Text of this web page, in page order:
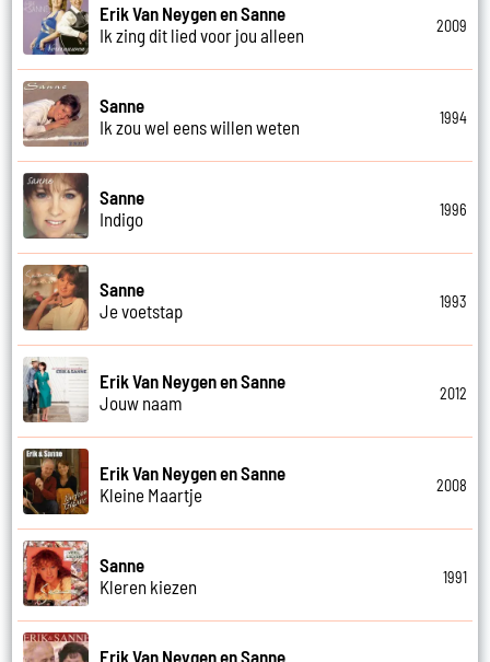
Erik Van Neygen en Sanne
Ik zing dit lied voor jou alleen
2009
Sanne
Ik zou wel eens willen weten
1994
Sanne
Indigo
1996
Sanne
Je voetstap
1993
Erik Van Neygen en Sanne
Jouw naam
2012
Erik Van Neygen en Sanne
Kleine Maartje
2008
Sanne
Kleren kiezen
1991
Erik Van Neygen en Sanne